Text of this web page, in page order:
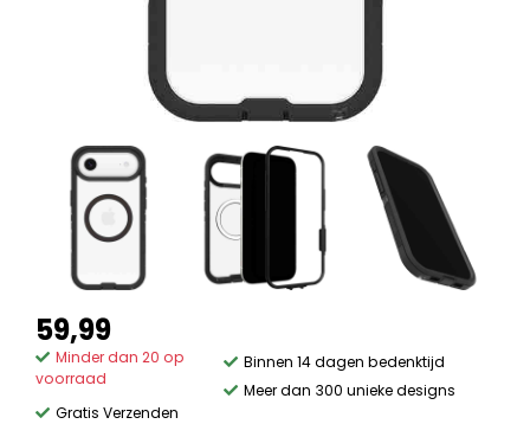
59,99
Minder dan 20 op
voorraad
Gratis Verzenden
Binnen 14 dagen bedenktijd
Meer dan 300 unieke designs